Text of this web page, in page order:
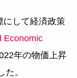
にして経済政策
Economic
年の物価上昇
。